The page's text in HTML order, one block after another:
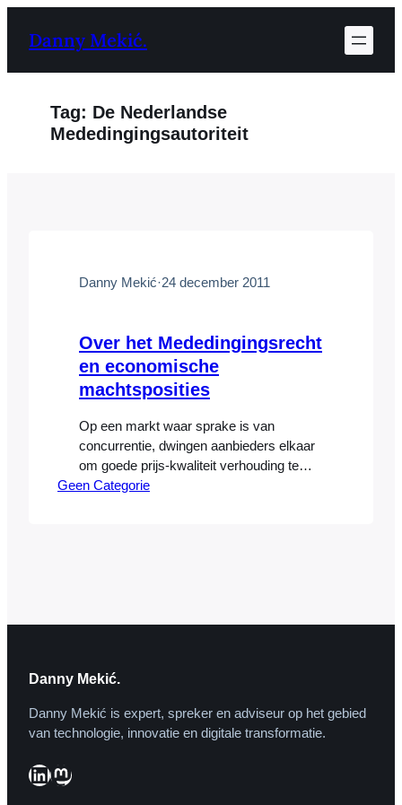
naarDanny Mekić.
Tag: De Nederlandse
Mededingingsautoriteit
Danny Mekić·24 december 2011
Over het Mededingingsrecht
en economische
machtsposities
Op een markt waar sprake is van
concurrentie, dwingen aanbieders elkaar
om goede prijs-kwaliteit verhouding te
bieden. Op die manier kun je makkelijk
Geen Categorie
Danny Mekić.
Danny Mekić is expert, spreker en adviseur op het gebied
van technologie, innovatie en digitale transformatie.
LinkedIn Mastodon